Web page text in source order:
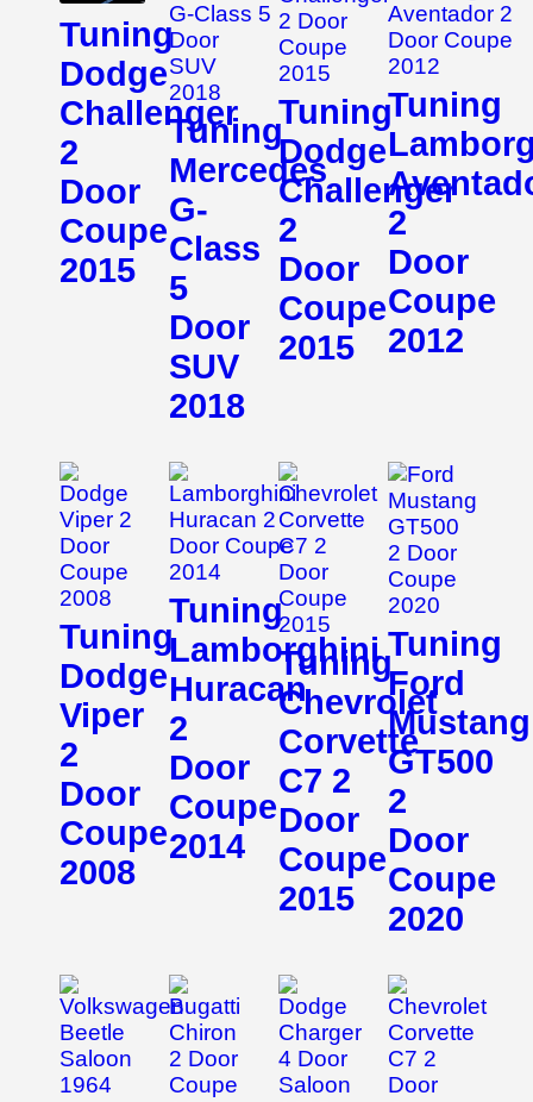
Tuning
Dodge
Challenger
2
Door
Coupe
2015
Tuning
Mercedes
G-
Class
5
Door
SUV
2018
Tuning
Dodge
Challenger
2
Door
Coupe
2015
Tuning
2
Door
Coupe
2012
Tuning
Dodge
Viper
2
Door
Coupe
2008
Tuning
Lamborghini
Huracan
2
Door
Coupe
2014
Tuning
Chevrolet
Corvette
C7 2
Door
Coupe
2015
Tuning
Ford
Mustang
GT500
2
Door
Coupe
2020